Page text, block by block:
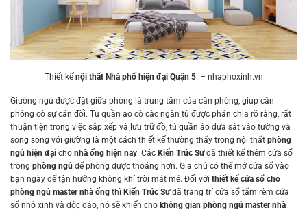
Thiết kế nội thất Nhà phố hiện đại Quận 5 – nhaphoxinh.vn
Giường ngủ được đặt giữa phòng là trung tâm của căn phòng, giúp căn
phòng có sự cân đối. Tủ quần áo có các ngăn tủ được phân chia rõ ràng, rất
thuận tiện trong việc sắp xếp và lưu trữ đồ, tủ quần áo dựa sát vào tường và
song song với giường là một cách thiết kế thường thấy trong nội thất phòng
ngủ hiện đại cho nhà ống hiện nay. Các Kiến Trúc Sưđã thiết kế thêm cửa sổ
trong phòng ngủ để phòng được thoáng hơn. Gia chủ có thể mở cửa sổ vào
bạn ngày để tận hưởng không khí trời mát mẻ. Đối với thiết kế cửa sổ cho
phòng ngủ master nhà ống thì Kiến Trúc Sưđã trang trí cửa sổ tấm rèm cửa
sổ nhỏ xinh và độc đáo, nó sẽ khiến cho không gian phòng ngủ master nhà